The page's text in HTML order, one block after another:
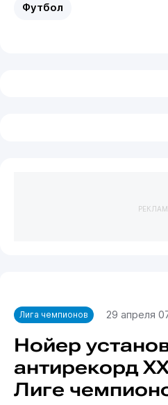
Футбол
Лига чемпионов 29 апреля
Нойер
антирекорд
Лиге